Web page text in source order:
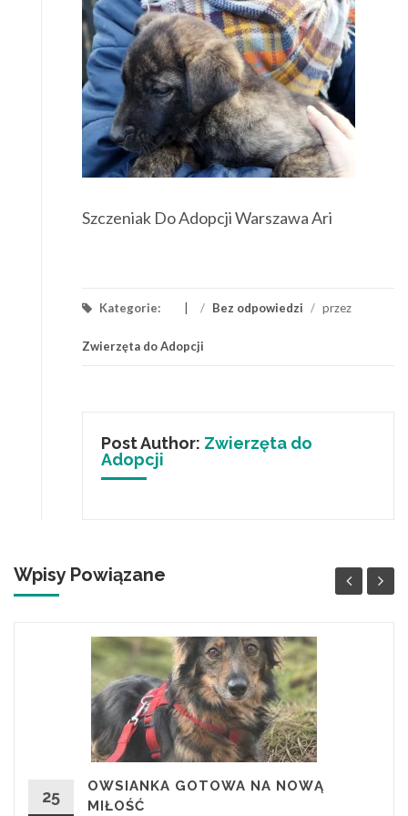
Szczeniak Do Adopcji Warszawa Ari
Kategorie: / Bez odpowiedzi / przez
Zwierzęta do Adopcji
Post Author: Zwierzęta do
Adopcji
Wpisy Powiązane
25
OWSIANKA GOTOWA NA NOWĄ
MIŁOŚĆ